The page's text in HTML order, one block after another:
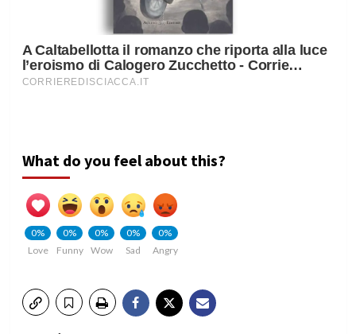
What do you feel about this?
0%
Love
0%
Funny
0%
Wow
0%
Sad
0%
Angry